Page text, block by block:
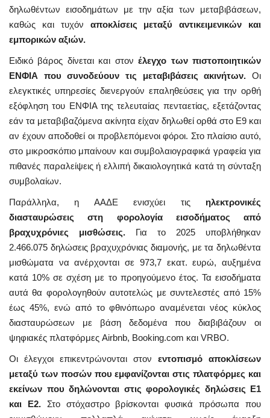
δηλωθέντων εισοδημάτων με την αξία των μεταβιβάσεων,
καθώς και τυχόν αποκλίσεις μεταξύ αντικειμενικών και
εμπορικών αξιών.
Ειδικό βάρος δίνεται και στονέλεγχο των πιστοποιητικών
ΕΝΦΙΑ που συνοδεύουν τις μεταβιβάσεις ακινήτων. Οι
ελεγκτικές υπηρεσίες διενεργούν επαληθεύσεις για την ορθή
εξόφληση του ΕΝΦΙΑ της τελευταίας πενταετίας, εξετάζοντας
εάν τα μεταβιβαζόμενα ακίνητα είχαν δηλωθεί ορθά στο Ε9 και
αν έχουν αποδοθεί οι προβλεπόμενοι φόροι. Στο πλαίσιο αυτό,
στο μικροσκόπιο μπαίνουν και συμβολαιογραφικά γραφεία για
πιθανές παραλείψεις ή ελλιπή δικαιολογητικά κατά τη σύνταξη
συμβολαίων.
Παράλληλα, η ΑΑΔΕ ενισχύει τις ηλεκτρονικές
διασταυρώσεις στη φορολογία εισοδήματος από
βραχυχρόνιες μισθώσεις. Για το 2025 υποβλήθηκαν
2.466.075 δηλώσεις βραχυχρόνιας διαμονής, με τα δηλωθέντα
μισθώματα να ανέρχονται σε 973,7 εκατ. ευρώ, αυξημένα
κατά 10% σε σχέση με το προηγούμενο έτος. Τα εισοδήματα
αυτά θα φορολογηθούν αυτοτελώς με συντελεστές από 15%
έως 45%, ενώ από το φθινόπωρο αναμένεται νέος κύκλος
διασταυρώσεων με βάση δεδομένα που διαβιβάζουν οι
ψηφιακές πλατφόρμες Airbnb, Booking.com και VRBO.
Οι έλεγχοι επικεντρώνονται στον εντοπισμό αποκλίσεων
μεταξύ των ποσών που εμφανίζονται στις πλατφόρμες και
εκείνων που δηλώνονται στις φορολογικές δηλώσεις Ε1
και Ε2.Στο στόχαστρο βρίσκονται φυσικά πρόσωπα που